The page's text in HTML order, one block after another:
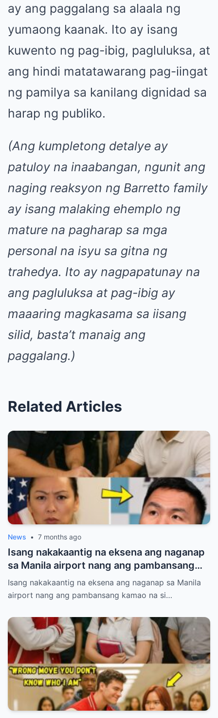
ay ang paggalang sa alaala ng
yumaong kaanak. Ito ay isang
kuwento ng pag-ibig, pagluluksa, at
ang hindi matatawarang pag-iingat
ng pamilya sa kanilang dignidad sa
harap ng publiko.
(Ang kumpletong detalye ay
patuloy na inaabangan, ngunit ang
naging reaksyon ng Barretto family
ay isang malaking ehemplo ng
mature na pagharap sa mga
personal na isyu sa gitna ng
trahedya. Ito ay nagpapatunay na
ang pagluluksa at pag-ibig ay
maaaring magkasama sa iisang
silid, basta’t manaig ang
paggalang.)
Related Articles
News • 7 months ago
Isang nakakaantig na eksena ang naganap
sa Manila airport nang ang pambansang
kamao na si Manny Pacquiao ay
paghintayin at hiyain ng mga immigration
Isang nakakaantig na eksena ang naganap sa Manila
airport nang ang pambansang kamao na si…